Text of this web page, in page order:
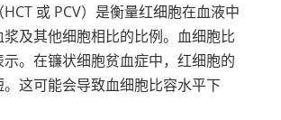
或 PCV）是衡量红细胞在血液中
及其他细胞相比的比例。血细胞比
。在镰状细胞贫血症中，红细胞的
这可能会导致血细胞比容水平下